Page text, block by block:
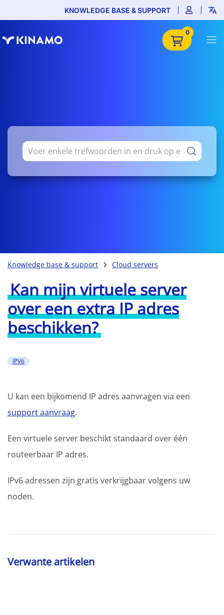
KNOWLEDGE BASE & SUPPORT
0
Knowledge base & support Cloud servers
Kan mijn virtuele server
over een extra IP adres
beschikken?
IPV6
U kan een bijkomend IP adres aanvragen via een
support aanvraag.
Een virtuele server beschikt standaard over één
routeerbaar IP adres.
IPv6 adressen zijn gratis verkrijgbaar volgens uw
noden.
Verwante artikelen